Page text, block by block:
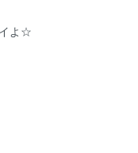
よ☆